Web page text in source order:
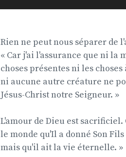
Rien ne peut nous séparer de
« Car j'ai l'assurance que ni la
choses présentes ni les
ni aucune autre créature ne
Jésus-Christ notre Seigneur. »
L'amour de Dieu est sacrificiel.
le monde qu'Il a donné Son
mais qu'il ait la vie éternelle. »